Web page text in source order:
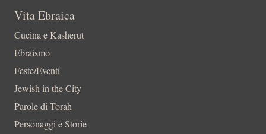
Vita Ebraica
Cucina e Kasherut
Ebraismo
Feste/Eventi
Jewish in the City
Parole di Torah
Personaggi e Storie